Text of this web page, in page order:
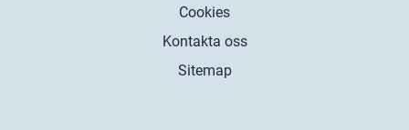
Cookies
Kontakta oss
Sitemap